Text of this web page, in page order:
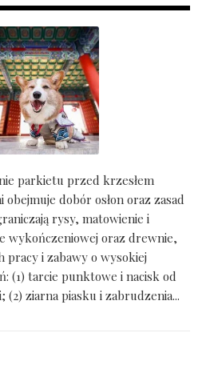
parkietu przed krzesłem
dobór osłon oraz zasad
rysy, matowienie i
wykończeniowej oraz drewnie,
pracy i zabawy o wysokiej
(1) tarcie punktowe i nacisk od
(2) ziarna piasku i zabrudzenia...